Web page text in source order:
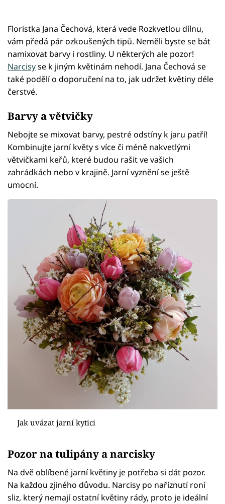
Floristka Jana Čechová, která vede Rozkvetlou dílnu,
vám předá pár ozkoušených tipů. Neměli byste se bát
namixovat barvy i rostliny. U některých ale pozor!
Narcisyse k jiným květinám nehodí. Jana Čechová se
také podělí o doporučení na to, jak udržet květiny déle
čerstvé.
Barvy a větvičky
Nebojte se mixovat barvy, pestré odstíny k jaru patří!
Kombinujte jarní květy s více či méně nakvetlými
větvičkami keřů, které budou rašit ve vašich
zahrádkách nebo v krajině. Jarní vyznění se ještě
umocní.
Jak uvázat jarní kytici
Pozor na tulipány a narcisky
Na dvě oblíbené jarní květiny je potřeba si dát pozor.
Na každou zjiného důvodu. Narcisy po naříznutí roní
sliz, který nemají ostatní květiny rády, proto je ideální